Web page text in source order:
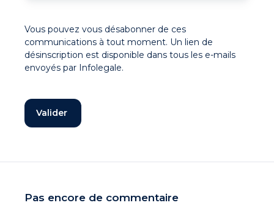
Vous pouvez vous désabonner de ces
communications à tout moment. Un lien de
désinscription est disponible dans tous les e-mails
envoyés par Infolegale.
Pas encore de commentaire